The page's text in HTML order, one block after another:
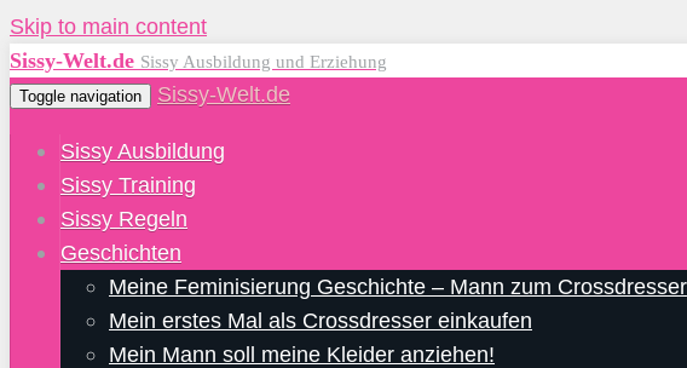
Skip to main content
Sissy-Welt.de Sissy Ausbildung und Erziehung
Toggle navigation Sissy-Welt.de
Sissy Ausbildung
Sissy Training
Sissy Regeln
Geschichten
Meine Feminisierung Geschichte – Mann zum Crossdresser
Mein erstes Mal als Crossdresser einkaufen
Mein Mann soll meine Kleider anziehen!